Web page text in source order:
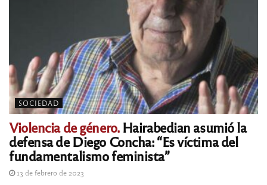
SOCIEDAD
Violencia de género.Hairabedian asumió la
defensa de Diego Concha: “Es víctima del
fundamentalismo feminista”
13 de febrero de 2023